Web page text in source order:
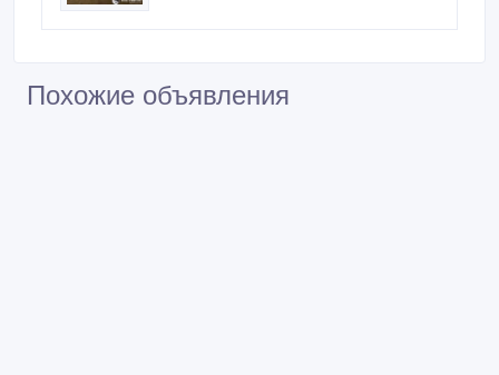
Похожие объявления